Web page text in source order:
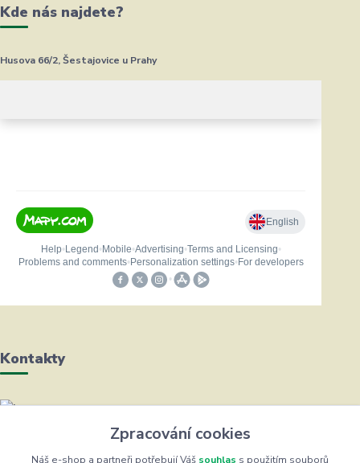
Kde nás najdete?
Husova 66/2, Šestajovice u Prahy
Kontakty
Helena Bayerová
+420 604 711 491
(Po-Čt, 8-16 hod.)
Zpracování cookies
Náš e-shop a partneři potřebují Váš souhlas s použitím souborů